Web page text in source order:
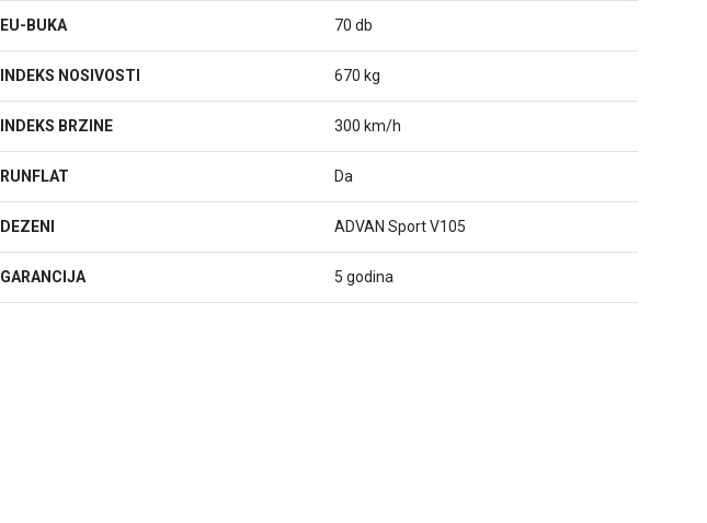
EU-BUKA 70 db
INDEKS NOSIVOSTI 670 kg
INDEKS BRZINE 300 km/h
RUNFLAT Da
DEZENI ADVAN Sport V105
GARANCIJA 5 godina